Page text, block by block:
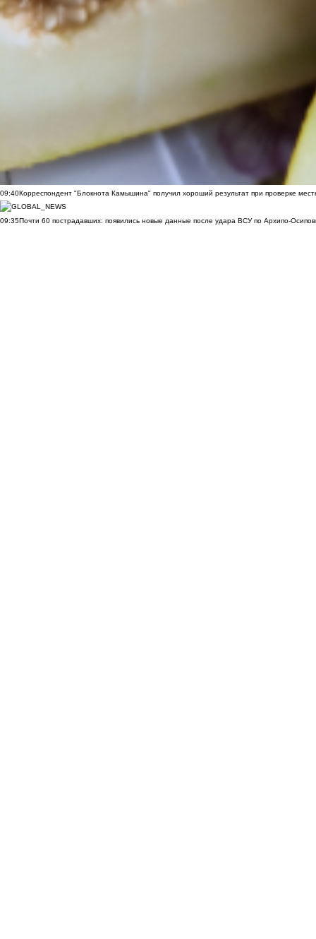
09:40Корреспондент "Блокнота Камышина" получил хороший результат при проверке
09:35Почти 60 пострадавших: появились новые данные после удара ВСУ по Архипо-